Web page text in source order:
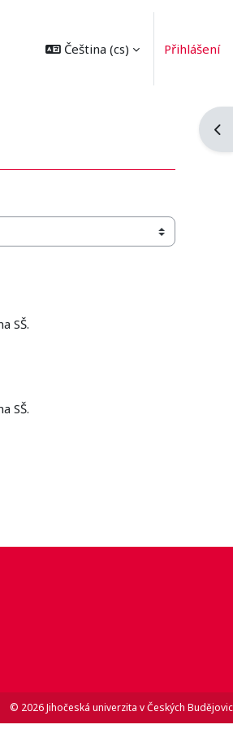
Čeština ‎(cs)‎ Přihlášení
SŠ.
SŠ.
© 2026 Jihočeská univerzita v Českých